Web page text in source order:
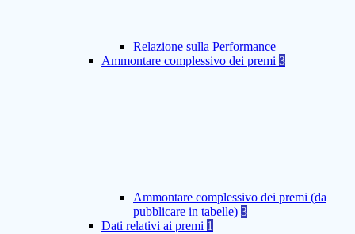
Relazione sulla Performance
Ammontare complessivo dei premi 3
Ammontare complessivo dei premi (da
pubblicare in tabelle) 3
Dati relativi ai premi 1